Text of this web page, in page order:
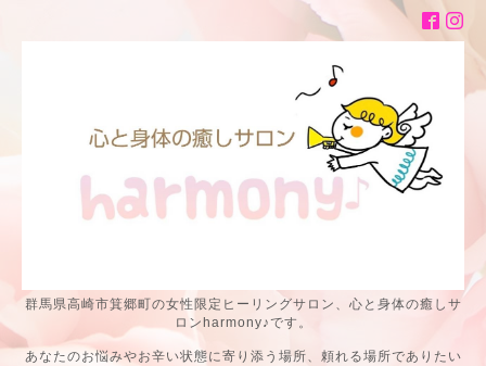
群馬県高崎市箕郷町の女性限定ヒーリングサロン、心と身体の癒しサ
ロンharmony♪です。
あなたのお悩みやお辛い状態に寄り添う場所、頼れる場所でありたい